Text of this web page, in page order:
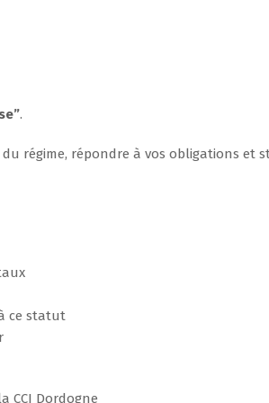
.
régime, répondre à vos obligations et
ce statut
CCI Dordogne